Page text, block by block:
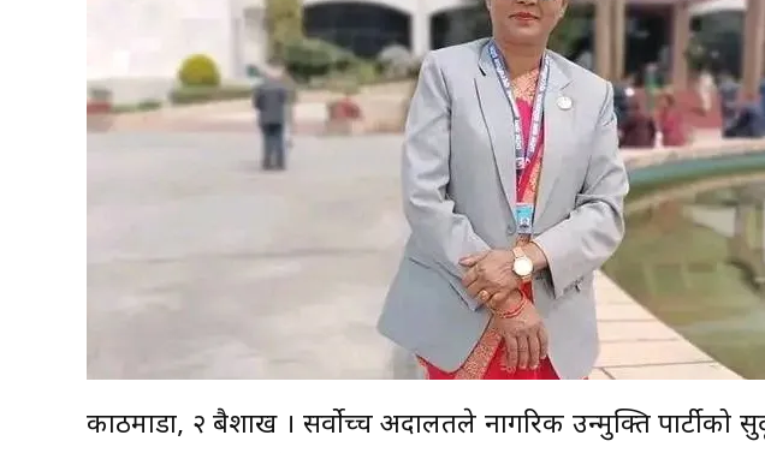
काठमाडौं, २ बैशाख । सर्वोच्च अदालतले नागरिक उन्मुक्ति पार्टीको